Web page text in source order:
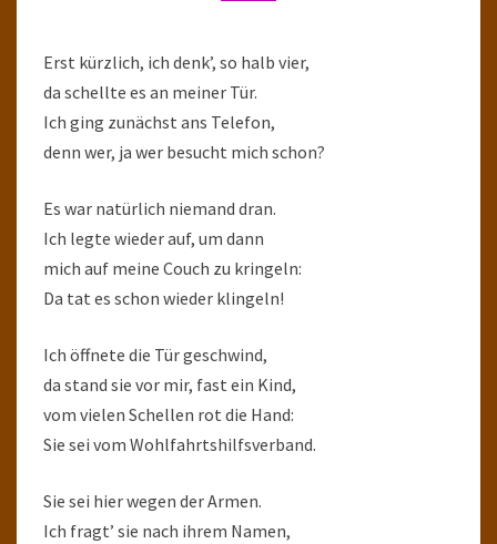
Erst kürzlich, ich denk’, so halb vier,
da schellte es an meiner Tür.
Ich ging zunächst ans Telefon,
denn wer, ja wer besucht mich schon?
Es war natürlich niemand dran.
Ich legte wieder auf, um dann
mich auf meine Couch zu kringeln:
Da tat es schon wieder klingeln!
Ich öffnete die Tür geschwind,
da stand sie vor mir, fast ein Kind,
vom vielen Schellen rot die Hand:
Sie sei vom Wohlfahrtshilfsverband.
Sie sei hier wegen der Armen.
Ich fragt’ sie nach ihrem Namen,